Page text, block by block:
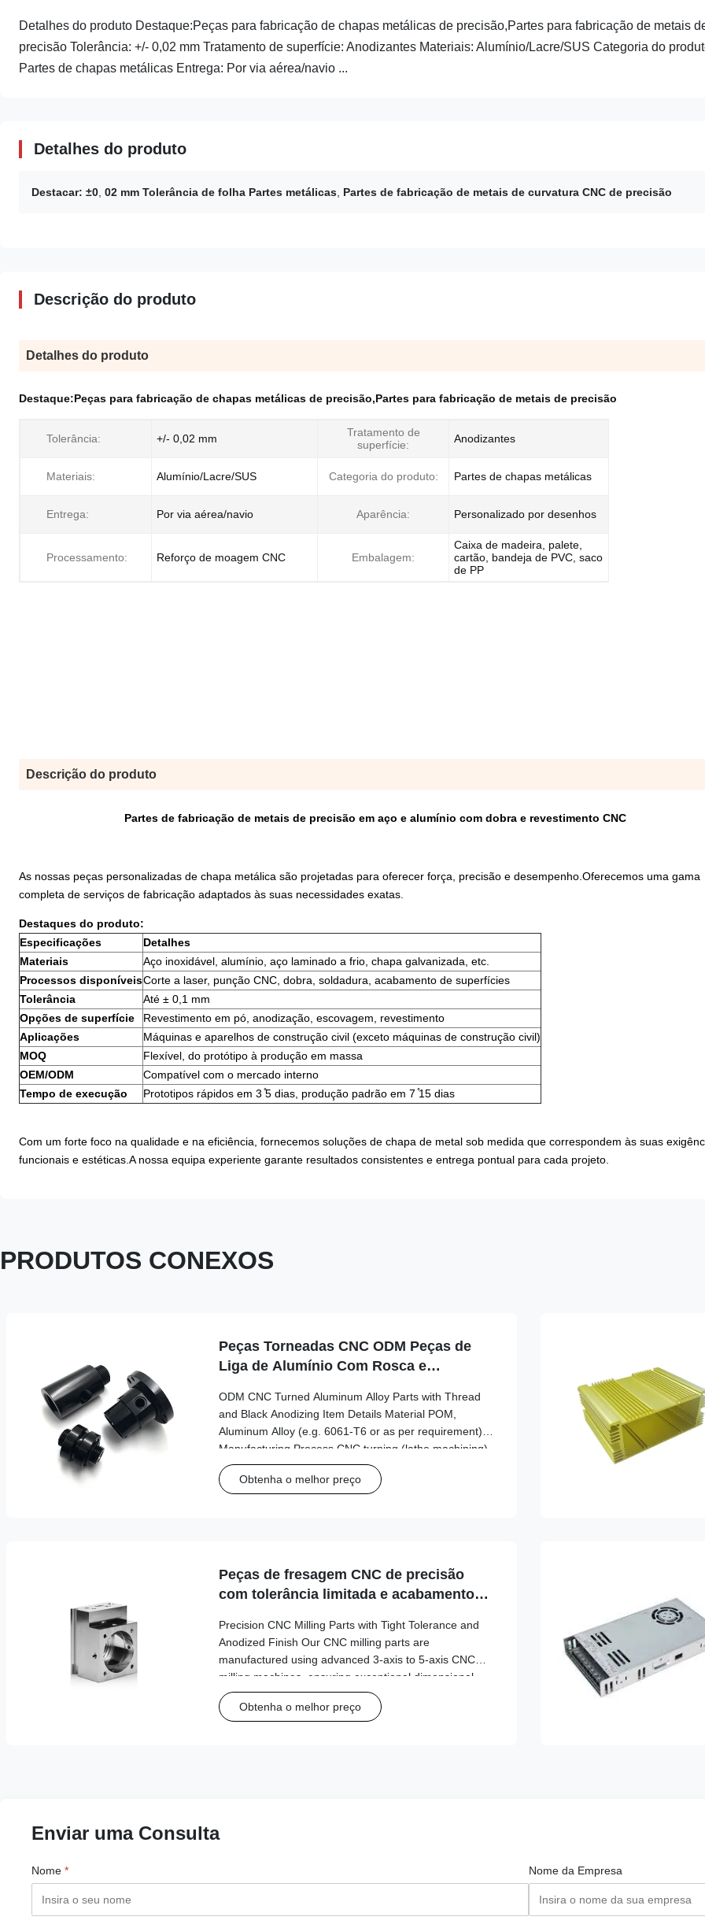
Detalhes do produto Destaque:Peças para fabricação de chapas metálicas de precisão,Partes para fabricação de metais
precisão Tolerância: +/- 0,02 mm Tratamento de superfície: Anodizantes Materiais: Alumínio/Lacre/SUS Categoria do
Partes de chapas metálicas Entrega: Por via aérea/navio ...
Detalhes do produto
Destacar: ±0, 02 mm Tolerância de folha Partes metálicas, Partes de fabricação de metais de curvatura CNC de precisão
Descrição do produto
Detalhes do produto
Destaque:Peças para fabricação de chapas metálicas de precisão,Partes para fabricação de metais de precisão
Tolerância: +/- 0,02 mm
Tratamento de
superfície:
Anodizantes
Materiais: Alumínio/Lacre/SUS Categoria do produto: Partes de chapas metálicas
Entrega: Por via aérea/navio Aparência: Personalizado por desenhos
Processamento: Reforço de moagem CNC Embalagem:
Caixa de madeira, palete,
cartão, bandeja de PVC, saco
de PP
Descrição do produto
Partes de fabricação de metais de precisão em aço e alumínio com dobra e revestimento CNC
As nossas peças personalizadas de chapa metálica são projetadas para oferecer força, precisão e desempenho.Oferecemos uma gama
completa de serviços de fabricação adaptados às suas necessidades exatas.
Destaques do produto:
Especificações
Detalhes
Materiais
Aço inoxidável, alumínio, aço laminado a frio, chapa galvanizada, etc.
Processos disponíveisCorte a laser, punção CNC, dobra, soldadura, acabamento de superfícies
Tolerância
Até ± 0,1 mm
Opções de superfície
Revestimento em pó, anodização, escovagem, revestimento
Aplicações
Máquinas e aparelhos de construção civil (exceto máquinas de construção civil)
MOQ
Flexível, do protótipo à produção em massa
OEM/ODM
Compatível com o mercado interno
Tempo de execução
Prototipos rápidos em 3 ̊5 dias, produção padrão em 7 ̊15 dias
Com um forte foco na qualidade e na eficiência, fornecemos soluções de chapa de metal sob medida que correspondem às suas
funcionais e estéticas.A nossa equipa experiente garante resultados consistentes e entrega pontual para cada projeto.
PRODUTOS CONEXOS
Peças Torneadas CNC ODM Peças de
Liga de Alumínio Com Rosca e
ODM CNC Turned Aluminum Alloy Parts with Thread
and Black Anodizing Item Details Material POM,
Aluminum Alloy (e.g. 6061-T6 or as per requirement)
Manufacturing Process CNC turning (lathe machining)
Surface Treatment Black anodizing, Polishing, Plating,
Powder Coating, etc. Color Black (custom colors
Obtenha o melhor preço
Peças de fresagem CNC de precisão
com tolerância limitada e acabamento
Precision CNC Milling Parts with Tight Tolerance and
Anodized Finish Our CNC milling parts are
manufactured using advanced 3-axis to 5-axis CNC
milling machines, ensuring exceptional dimensional
accuracy, tight tolerances, and smooth surface
finishes. These components are ideal for demanding
Obtenha o melhor preço
Enviar uma Consulta
Nome * Nome da Empresa